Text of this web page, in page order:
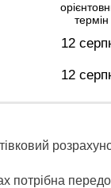
термін
12
12
потрібна